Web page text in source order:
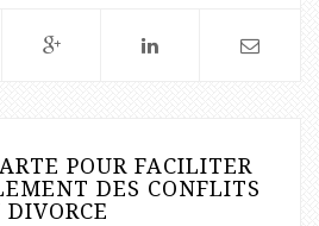
POUR FACILITER
DES CONFLITS